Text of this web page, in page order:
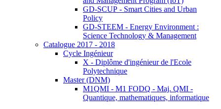
GD-SCUP - Smart Cities and Urban
Policy
GD-STEEM - Energy Environment :
Science Technology & Management
Catalogue 2017 - 2018
Cycle Ingénieur
X - Diplôme d'ingénieur de l'Ecole
Polytechnique
Master (DNM)
M1QMI - M1 FODQ - Maj. QMI -
Quantique, mathematiques, informatique